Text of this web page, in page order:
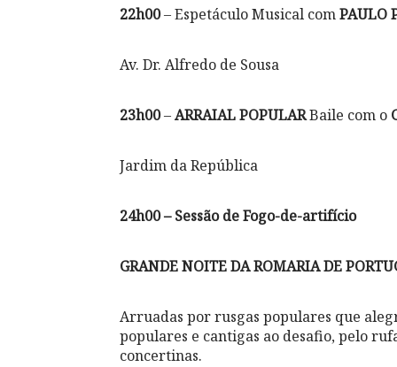
22h00– Espetáculo Musical comPAULO
Av. Dr. Alfredo de Sousa
23h00–ARRAIAL POPULARBaile com o
Jardim da República
24h00 – Sessão de Fogo-de-artifício
GRANDE NOITE DA ROMARIA DE
Arruadas por rusgas populares que
populares e cantigas ao desafio, pelo
concertinas.